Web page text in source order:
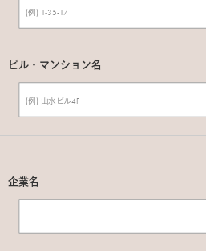
ビル・マンション名
企業名